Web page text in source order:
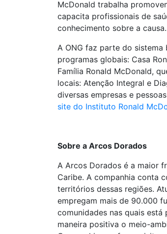
McDonald trabalha
capacita profissionais de
conhecimento sobre a causa.
A ONG faz parte do sistema
programas globais: Casa
Família Ronald McDonald,
locais: Atenção Integral e
diversas empresas e
site do Instituto Ronald
Sobre a Arcos Dorados
A Arcos Dorados é a maior
Caribe. A companhia conta
territórios dessas regiões.
empregam mais de 90.000
comunidades nas quais
maneira positiva o meio-